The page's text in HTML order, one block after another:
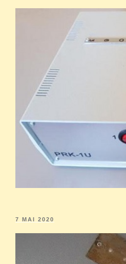
7 MAI 2020